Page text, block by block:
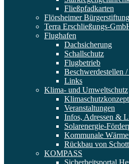
Fließpfadkarten
Flörsheimer Bürgerstiftung
Terra Erschließungs-
Flughafen
Dachsicherung
Schallschutz
Flugbetrieb
Beschwerdestellen
Links
Klima- und Umweltschutz
Veranstaltungen
Infos, Adressen &
Solarenergie-
Kommunale
Rückbau von
KOMPASS
Sicherheitsportal